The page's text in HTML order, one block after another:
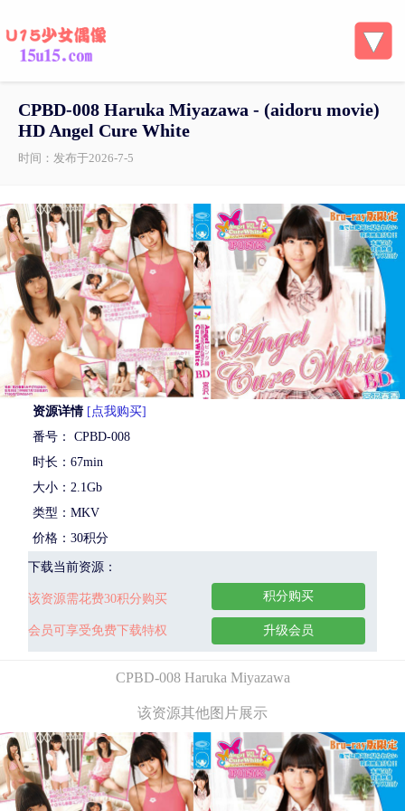
CPBD-008 Haruka Miyazawa - (aidoru movie)
HD Angel Cure White
时间：发布于2026-7-5
资源详情 [点我购买]
番号： CPBD-008
时长：67min
大小：2.1Gb
类型：MKV
价格：30积分
下载当前资源：
该资源需花费30积分购买
会员可享受免费下载特权
积分购买
升级会员
CPBD-008 Haruka Miyazawa
该资源其他图片展示